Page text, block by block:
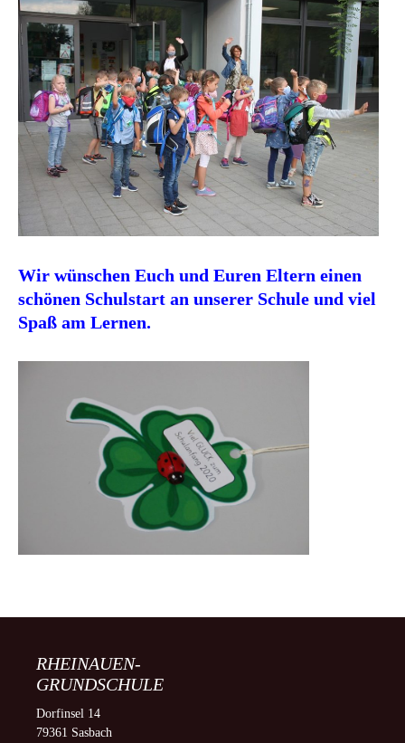
Wir wünschen Euch und Euren Eltern einen
schönen Schulstart an unserer Schule und viel
Spaß am Lernen.
RHEINAUEN-
GRUNDSCHULE
Dorfinsel 14
79361 Sasbach